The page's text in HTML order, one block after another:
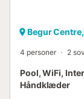
Begur
4 personer 2
Pool, WiFi,
Håndklæder